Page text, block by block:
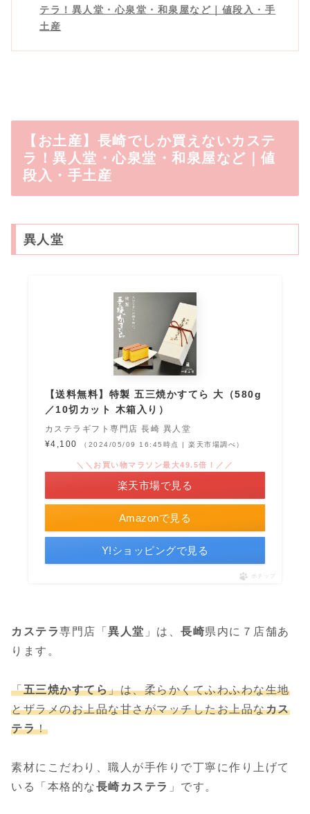
テラ！異人堂・心泉堂・和泉屋など｜値段入・手
土産
【お土産】長崎でしか買えないカステ
ラ！異人堂・心泉堂・和泉屋など｜値
段入・手土産
異人堂
【送料無料】特製 五三焼かすてら 大（580g
／10切カット 木箱入り）
カステラギフト専門店 長崎 異人堂
¥4,100
（2024/05/09 16:45時点 | 楽天市場調べ）
Amazonで見る
＼＼お買い物マラソン最大49.5倍！／／
楽天市場で見る
Y!ショッピングで見る
ポチップ
カステラ専門店「 異人堂 」は、 長崎県内に７店舗あ
ります。
「五三焼かすてら」は、柔らかくてふわふわな生地
とザラメのお上品な甘さがマッチしたお上品なカス
テラ！
素材にこだわり、職人が手作りで丁寧に作り上げて
いる「本格的な長崎カステラ 」です。